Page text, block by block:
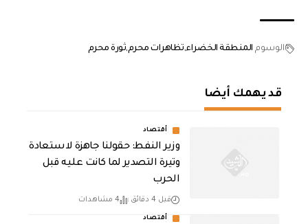
الوسوم المنطقة الخضراء تظاهرات محرمثورة محرم
قد يهمك أيضا
أقتصاد
وزير النفط: حقولنا جاهزة لاستعادة
وتيرة التصدير لما كانت عليه قبل
الحرب
قبل 4 دقائق 4 مشاهدات
أقتصاد